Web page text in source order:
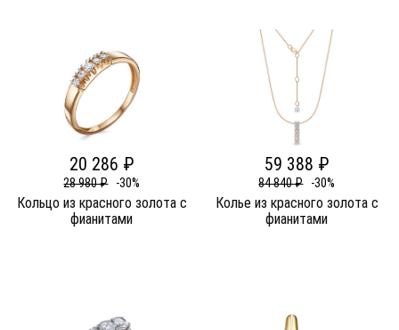
20 286 ₽
28 980 ₽ -30%
Кольцо из красного золота c
фианитами
59 388 ₽
84 840 ₽ -30%
Колье из красного золота c
фианитами